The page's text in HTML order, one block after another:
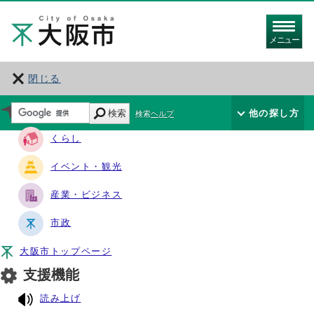
メニュー
閉じる
サイト・ナビ
くらし
イベント・観光
産業・ビジネス
市政
大阪市トップページ
支援機能
読み上げ
検索 検索ヘルプ 他の探し方